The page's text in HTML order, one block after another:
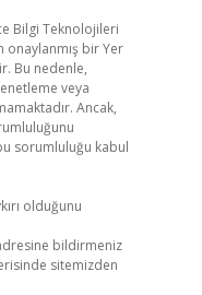
Bilgi Teknolojileri
onaylanmış bir Yer
Bu nedenle,
veya
Ancak,
sorumluluğu kabul
olduğunu
bildirmeniz
sitemizden